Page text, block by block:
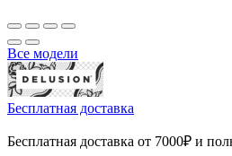
Все модели
Бесплатная доставка
Бесплатная доставка от 7000₽ и